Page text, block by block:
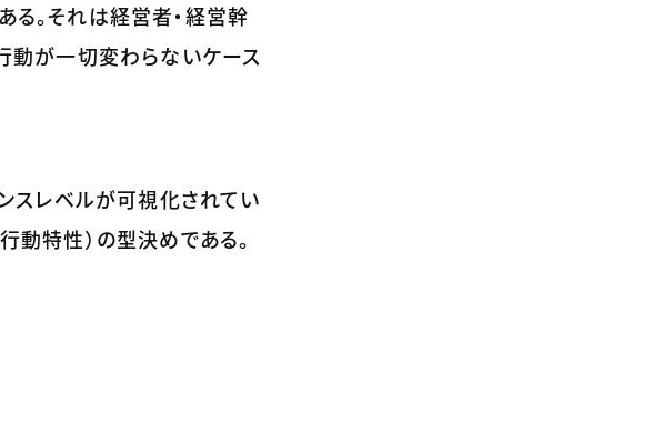
。それは経営者・経営幹
動が一切変わらないケース
スレベルが可視化されてい
動特性）の型決めである。